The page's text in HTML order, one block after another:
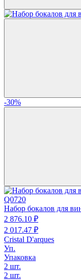
-30%
Q0720
Набор бокалов для
2 876.10 ₽
2 017.47 ₽
Cristal D'arques
Уп.
Упаковка
2 шт.
2 шт.